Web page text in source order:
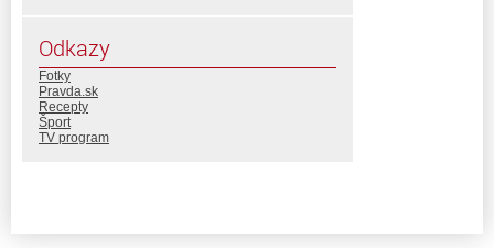
Odkazy
Fotky
Pravda.sk
Recepty
Šport
TV program